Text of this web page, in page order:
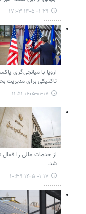
۱۴۰۵-۰۱-۲۹ ۱۷:۰۳
اروپا با میانجی‌گری
تاکتیکی برای مدیریت
۱۴۰۵-۰۱-۱۷ ۱۱:۵۱
از خدمات مالی را فعال
شد.
۱۴۰۵-۰۱-۱۷ ۱۰:۳۹